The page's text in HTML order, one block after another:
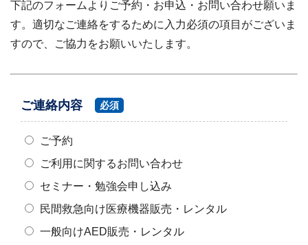
下記のフォームよりご予約・お申込・お問い合わせ願いま
す。適切なご連絡をするために入力必須の項目がございま
すので、ご協力をお願いいたします。
ご連絡内容 必須
ご予約
ご利用に関するお問い合わせ
セミナー・勉強会申し込み
民間救急向け医療機器販売・レンタル
一般向けAED販売・レンタル